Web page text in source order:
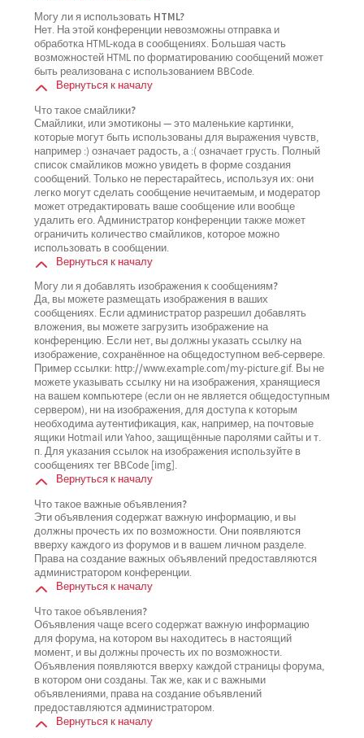
Могу ли я использовать HTML?
Нет. На этой конференции невозможны отправка и
обработка HTML-кода в сообщениях. Большая часть
возможностей HTML по форматированию сообщений может
быть реализована с использованием BBCode.
Вернуться к началу
Что такое смайлики?
Смайлики, или эмотиконы — это маленькие картинки,
которые могут быть использованы для выражения чувств,
например :) означает радость, а :( означает грусть. Полный
список смайликов можно увидеть в форме создания
сообщений. Только не перестарайтесь, используя их: они
легко могут сделать сообщение нечитаемым, и модератор
может отредактировать ваше сообщение или вообще
удалить его. Администратор конференции также может
ограничить количество смайликов, которое можно
использовать в сообщении.
Вернуться к началу
Могу ли я добавлять изображения к сообщениям?
Да, вы можете размещать изображения в ваших
сообщениях. Если администратор разрешил добавлять
вложения, вы можете загрузить изображение на
конференцию. Если нет, вы должны указать ссылку на
изображение, сохранённое на общедоступном веб-сервере.
Пример ссылки: http://www.example.com/my-picture.gif. Вы не
можете указывать ссылку ни на изображения, хранящиеся
на вашем компьютере (если он не является общедоступным
сервером), ни на изображения, для доступа к которым
необходима аутентификация, как, например, на почтовые
ящики Hotmail или Yahoo, защищённые паролями сайты и т.
п. Для указания ссылок на изображения используйте в
сообщениях тег BBCode [img].
Вернуться к началу
Что такое важные объявления?
Эти объявления содержат важную информацию, и вы
должны прочесть их по возможности. Они появляются
вверху каждого из форумов и в вашем личном разделе.
Права на создание важных объявлений предоставляются
администратором конференции.
Вернуться к началу
Что такое объявления?
Объявления чаще всего содержат важную информацию
для форума, на котором вы находитесь в настоящий
момент, и вы должны прочесть их по возможности.
Объявления появляются вверху каждой страницы форума,
в котором они созданы. Так же, как и с важными
объявлениями, права на создание объявлений
предоставляются администратором.
Вернуться к началу